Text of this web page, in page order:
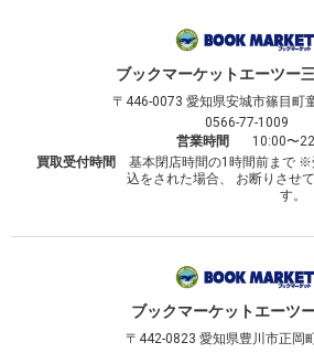
ブックマーケットエーツー
〒446-0073 愛知県安城市篠目町
0566-77-1009
営業時間
10:00〜
買取受付時間
基本閉店時間の1時間前まで
込をされた場合、 お断りさせ
す。
ブックマーケットエーツ
〒442-0823 愛知県豊川市正岡